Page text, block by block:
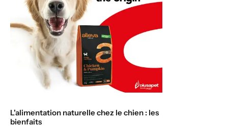
L'alimentation naturelle chez le chien : les
bienfaits